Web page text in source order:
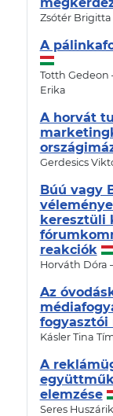
Zsótér Brigitta
A
Totth Gedeon
Erika
A horvát
Gerdesics
Búú vagy
keresztüli
reakciók
Horváth Dóra
Az
fogyasztói
Kásler Tina
A
elemzése
Seres